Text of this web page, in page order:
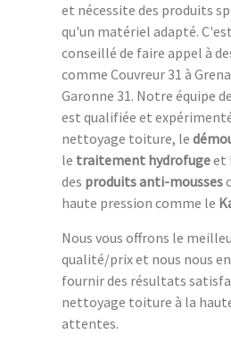
et nécessite des produits
qu'un matériel adapté.
conseillé de faire appel à
comme Couvreur 31 à
Garonne 31. Notre équipe
est qualifiée et
nettoyage toiture, le
le traitement hydrofugeet
des produits anti-mousses
haute pression comme le
Nous vous offrons le
qualité/prix et nous nous
fournir des résultats
nettoyage toiture à la
attentes.